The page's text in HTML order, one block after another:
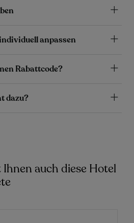
anpassen
Rabattcode?
dazu?
auch diese Hotel